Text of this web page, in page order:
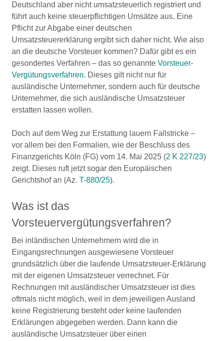
Deutschland aber nicht umsatzsteuerlich registriert und
führt auch keine steuerpflichtigen Umsätze aus. Eine
Pflicht zur Abgabe einer deutschen
Umsatzsteuererklärung ergibt sich daher nicht. Wie also
an die deutsche Vorsteuer kommen? Dafür gibt es ein
gesondertes Verfahren – das so genannte Vorsteuer-
Vergütungsverfahren. Dieses gilt nicht nur für
ausländische Unternehmer, sondern auch für deutsche
Unternehmer, die sich ausländische Umsatzsteuer
erstatten lassen wollen.
Doch auf dem Weg zur Erstattung lauern Fallstricke –
vor allem bei den Formalien, wie der Beschluss des
Finanzgerichts Köln (FG) vom 14. Mai 2025 (2 K 227/23)
zeigt. Dieses ruft jetzt sogar den Europäischen
Gerichtshof an (Az. T-880/25).
Was ist das
Vorsteuervergütungsverfahren?
Bei inländischen Unternehmern wird die in
Eingangsrechnungen ausgewiesene Vorsteuer
grundsätzlich über die laufende Umsatzsteuer-Erklärung
mit der eigenen Umsatzsteuer verrechnet. Für
Rechnungen mit ausländischer Umsatzsteuer ist dies
oftmals nicht möglich, weil in dem jeweiligen Ausland
keine Registrierung besteht oder keine laufenden
Erklärungen abgegeben werden. Dann kann die
ausländische Umsatzsteuer über einen